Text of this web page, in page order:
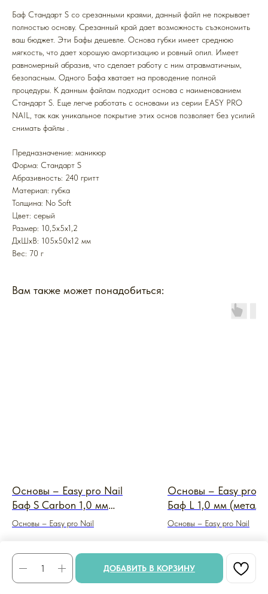
ДОБАВИТЬ В КОРЗИНУ
Баф Стандарт S со срезанными краями, данный файл не покрывает
полностью основу. Срезанный край дает возможность съэкономить
ваш бюджет. Эти Бафы дешевле. Основа губки имеет среднюю
мягкость, что дает хорошую амортизацию и ровный опил. Имеет
равномерный абразив, что сделает работу с ним атравматичным,
безопасным. Одного Бафа хватает на проводение полной
процедуры. К данным файлам подходит основа с наименованием
Стандарт S. Еще легче работать с основами из серии EASY PRO
NAIL, так как уникальное покрытие этих основ позволяет без усилий
снимать файлы .
Предназначение: маникюр
Форма: Стандарт S
Абразивность: 240 гритт
Mатериал: губка
Толщина: No Soft
Цвет: серый
Размер: 10,5х5х1,2
ДxШxВ: 105x50x12 мм
Вес: 70 г
Вам также может понадобиться:
Основы – Easy pro Nail
Баф S Carbon 1,0 мм
(металл черный)
Основы – Easy pro Nail
Основы – Easy pro
Баф L 1,0 мм (металл
пленка Easy)
Основы – Easy pro Nail